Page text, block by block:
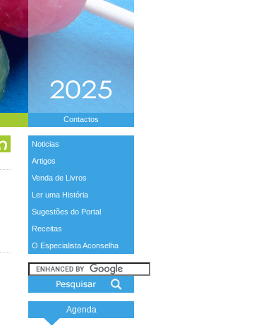
Contactos
Noticias
Artigos
Venda de Livros
Ler uma História
Sugestões do Portal
Receitas
O Especialista Aconselha
Agenda